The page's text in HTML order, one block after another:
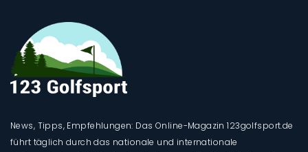
News, Tipps, Empfehlungen: Das Online-Magazin 123golfsport.de
führt täglich durch das nationale und internationale